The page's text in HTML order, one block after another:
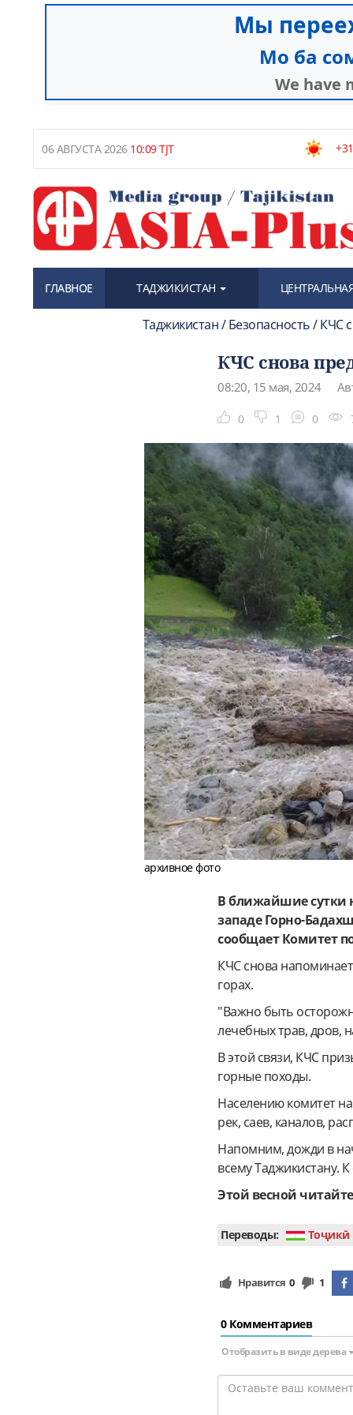
06 АВГУСТА 202610:09 TJT
ГЛАВНОЕ ТАДЖИКИСТАН
Таджикистан / Безопасность / КЧС
КЧС снова
08:20, 15 мая, 2024
0 1 0
архивное фото
В ближайшие сутки
западе Горно-
сообщает Комитет
КЧС снова
горах.
"Важно быть
лечебных трав, дров,
В этой связи, КЧС
горные походы.
Населению комитет
рек, саев, каналов,
Напомним, дожди в
всему Таджикистану.
Этой весной
Переводы: Тоҷикӣ
Нравится 0 1
0 Комментариев
Отобразить в виде дерева